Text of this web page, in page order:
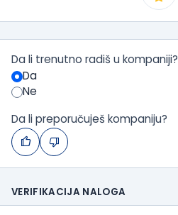
Da li trenutno radiš u kompaniji?
Da
Ne
Da li preporučuješ kompaniju?
VERIFIKACIJA NALOGA